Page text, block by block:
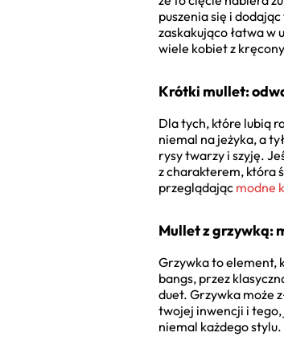
puszenia się i
zaskakująco łatwa w
wiele kobiet z
Krótki mullet:
Dla tych, które lubią
niemal na jeżyka, a
rysy twarzy i szyję.
z charakterem, która
przeglądając modne
Mullet z grzywką:
Grzywka to element,
bangs, przez
duet. Grzywka może
twojej inwencji i tego,
niemal każdego stylu.